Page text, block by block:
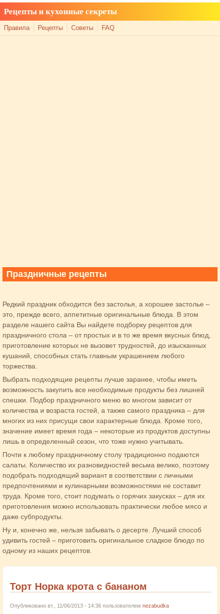
Рецепты и кухонные секреты
Правила Рецепты Советы FAQ
Праздничные рецепты
Редкий праздник обходится без застолья, а хорошее застолье –
это, прежде всего, аппетитные оригинальные блюда. В этом
разделе нашего сайта Вы найдете подборку рецептов для
праздничного стола – от простых и в то же время вкусных блюд,
приготовление которых не вызовет трудностей, до изысканных
кушаний, способных стать главным украшением любого
торжества.
Выбрать подходящие рецепты лучше заранее, чтобы иметь
возможность закупить все необходимые продукты без лишней
спешки. Подбор праздничного меню во многом зависит от
количества и возраста гостей, а также самого праздника – для
многих из них присущи свои характерные блюда. Кроме того,
значение имеет время года – некоторые из продуктов доступны
лишь в определенный сезон, что тоже нужно учитывать.
Почти к любому праздничному столу традиционно подаются
салаты. Количество их разновидностей весьма велико, поэтому
подобрать подходящий вариант в соответствии с личными
предпочтениями и кулинарными возможностями не составит
труда. Кроме того, стоит подумать о горячих закусках – для их
приготовления можно использовать практически любое мясо и
даже субпродукты.
Ну и, конечно же, нельзя забывать о десерте. Лучший способ
удивить гостей – приготовить оригинальное сладкое блюдо по
одному из наших рецептов.
Торт Норка крота с бананом
Опубликовано вт., 11/06/2013 - 14:36 пользователем nezabudka